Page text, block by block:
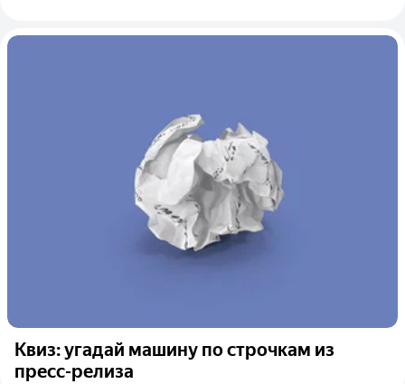
Квиз: угадай машину по строчкам из
пресс-релиза